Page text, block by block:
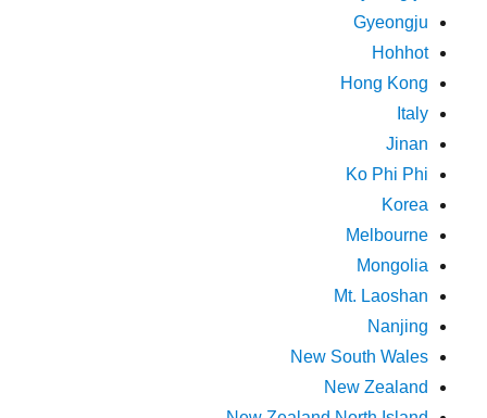
Gyeongju
Hohhot
Hong Kong
Italy
Jinan
Ko Phi Phi
Korea
Melbourne
Mongolia
Mt. Laoshan
Nanjing
New South Wales
New Zealand